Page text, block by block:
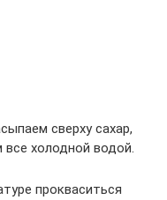
сверху сахар,
холодной водой.
прокваситься